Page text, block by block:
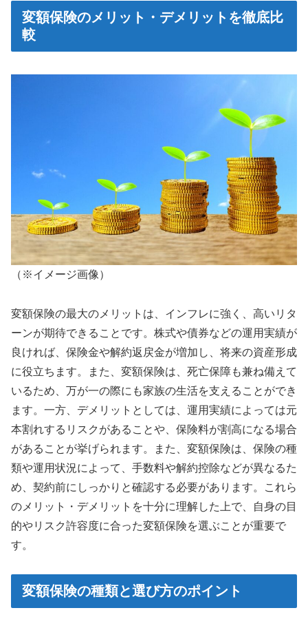
変額保険のメリット・デメリットを徹底比
較
（※イメージ画像）
変額保険の最大のメリットは、インフレに強く、高いリタ
ーンが期待できることです。株式や債券などの運用実績が
良ければ、保険金や解約返戻金が増加し、将来の資産形成
に役立ちます。また、変額保険は、死亡保障も兼ね備えて
いるため、万が一の際にも家族の生活を支えることができ
ます。一方、デメリットとしては、運用実績によっては元
本割れするリスクがあることや、保険料が割高になる場合
があることが挙げられます。また、変額保険は、保険の種
類や運用状況によって、手数料や解約控除などが異なるた
め、契約前にしっかりと確認する必要があります。これら
のメリット・デメリットを十分に理解した上で、自身の目
的やリスク許容度に合った変額保険を選ぶことが重要で
す。
変額保険の種類と選び方のポイント